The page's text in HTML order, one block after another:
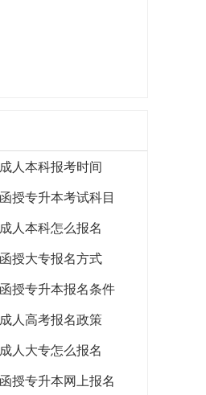
人本科报考时间
授专升本考试科目
人本科怎么报名
授大专报名方式
授专升本报名条件
人高考报名政策
人大专怎么报名
授专升本网上报名